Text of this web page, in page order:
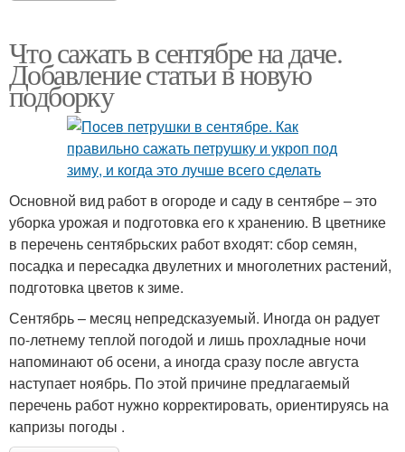
Что сажать в сентябре на даче.
Добавление статьи в новую
подборку
Основной вид работ в огороде и саду в сентябре – это
уборка урожая и подготовка его к хранению. В цветнике
в перечень сентябрьских работ входят: сбор семян,
посадка и пересадка двулетних и многолетних растений,
подготовка цветов к зиме.
Сентябрь – месяц непредсказуемый. Иногда он радует
по-летнему теплой погодой и лишь прохладные ночи
напоминают об осени, а иногда сразу после августа
наступает ноябрь. По этой причине предлагаемый
перечень работ нужно корректировать, ориентируясь на
капризы погоды .